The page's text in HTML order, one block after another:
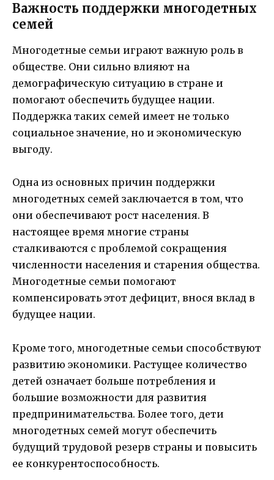
Важность поддержки многодетных
семей
Многодетные семьи играют важную роль в
обществе. Они сильно влияют на
демографическую ситуацию в стране и
помогают обеспечить будущее нации.
Поддержка таких семей имеет не только
социальное значение, но и экономическую
выгоду.
Одна из основных причин поддержки
многодетных семей заключается в том, что
они обеспечивают рост населения. В
настоящее время многие страны
сталкиваются с проблемой сокращения
численности населения и старения общества.
Многодетные семьи помогают
компенсировать этот дефицит, внося вклад в
будущее нации.
Кроме того, многодетные семьи способствуют
развитию экономики. Растущее количество
детей означает больше потребления и
большие возможности для развития
предпринимательства. Более того, дети
многодетных семей могут обеспечить
будущий трудовой резерв страны и повысить
ее конкурентоспособность.